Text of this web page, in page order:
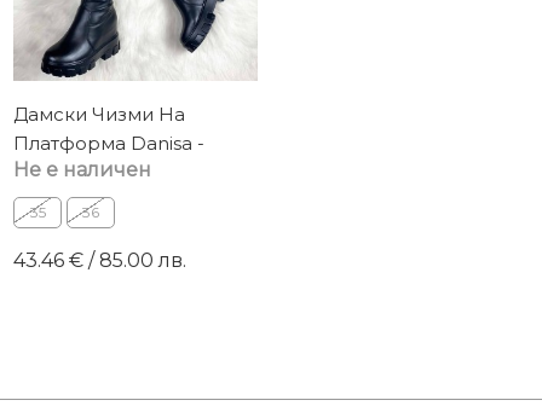
Дамски Чизми На
Платформа Danisa -
черни
Не е наличен
35 36
43.46 € / 85.00 лв.